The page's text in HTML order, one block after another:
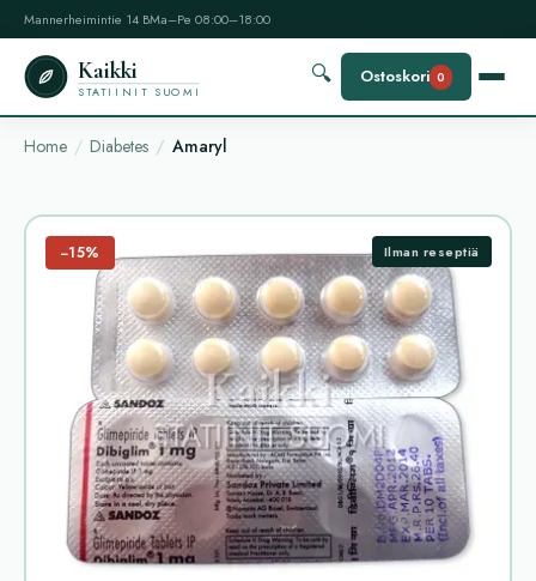
Mannerheimintie 14 BMa–Pe 08:00–18:00
Kaikki
STATIINIT SUOMI
🔍 Ostoskori 0
Home Diabetes Amaryl
−15% Ilman reseptiä